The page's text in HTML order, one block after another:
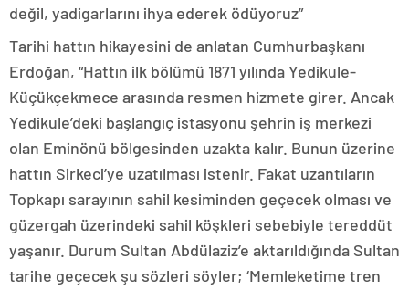
değil, yadigarlarını ihya ederek ödüyoruz”
Tarihi hattın hikayesini de anlatan Cumhurbaşkanı
Erdoğan, “Hattın ilk bölümü 1871 yılında Yedikule-
Küçükçekmece arasında resmen hizmete girer. Ancak
Yedikule’deki başlangıç istasyonu şehrin iş merkezi
olan Eminönü bölgesinden uzakta kalır. Bunun üzerine
hattın Sirkeci’ye uzatılması istenir. Fakat uzantıların
Topkapı sarayının sahil kesiminden geçecek olması ve
güzergah üzerindeki sahil köşkleri sebebiyle tereddüt
yaşanır. Durum Sultan Abdülaziz’e aktarıldığında Sultan
tarihe geçecek şu sözleri söyler; ‘Memleketime tren